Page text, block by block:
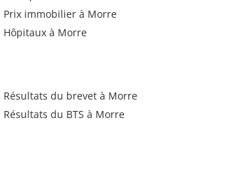
Prix immobilier à Morre
Hôpitaux à Morre
Résultats du brevet à Morre
Résultats du BTS à Morre